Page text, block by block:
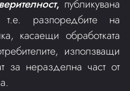
, публикувана
разпоредбите на
касаещи обработката
използващи
за неразделна част от